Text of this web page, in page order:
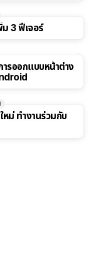
3 ฟีเจอร์
รออกแบบหน้าต่าง
น Android
ม่ ทำงานร่วมกับ